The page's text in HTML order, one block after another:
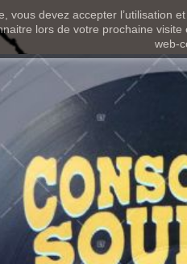
vous devez accepter
lors de votre prochaine
web-